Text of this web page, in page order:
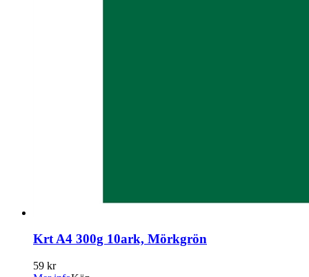
Krt A4 300g 10ark, Mörkgrön
59 kr